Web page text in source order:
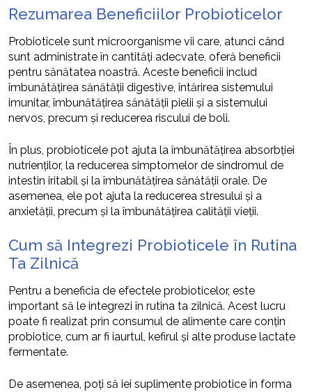
Rezumarea Beneficiilor Probioticelor
Probioticele sunt microorganisme vii care, atunci când
sunt administrate în cantități adecvate, oferă beneficii
pentru sănătatea noastră. Aceste beneficii includ
îmbunătățirea sănătății digestive, întărirea sistemului
imunitar, îmbunătățirea sănătății pielii și a sistemului
nervos, precum și reducerea riscului de boli.
În plus, probioticele pot ajuta la îmbunătățirea absorbției
nutrienților, la reducerea simptomelor de sindromul de
intestin iritabil și la îmbunătățirea sănătății orale. De
asemenea, ele pot ajuta la reducerea stresului și a
anxietății, precum și la îmbunătățirea calității vieții.
Cum să Integrezi Probioticele în Rutina
Ta Zilnică
Pentru a beneficia de efectele probioticelor, este
important să le integrezi în rutina ta zilnică. Acest lucru
poate fi realizat prin consumul de alimente care conțin
probiotice, cum ar fi iaurtul, kefirul și alte produse lactate
fermentate.
De asemenea, poți să iei suplimente probiotice în forma